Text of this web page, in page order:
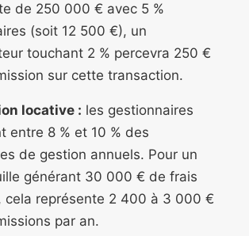
de 250 000 € avec 5 %
(soit 12 500 €), un
touchant 2 % percevra 250 €
sur cette transaction.
locative : les gestionnaires
entre 8 % et 10 % des
de gestion annuels. Pour un
générant 30 000 € de frais
cela représente 2 400 à 3 000 €
par an.